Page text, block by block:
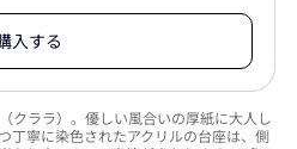
入する
クララ）。優しい風合いの厚紙に大人し
丁寧に染色されたアクリルの台座は、側